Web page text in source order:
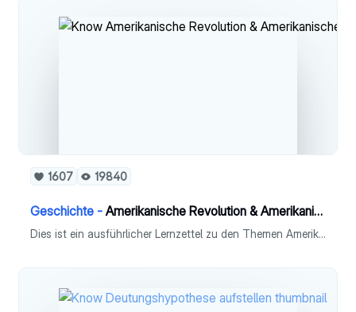
1607 19840
Geschichte -Amerikanische Revolution & Amerikanischer Bürgerkrieg
Dies ist ein ausführlicher Lernzettel zu den Themen Amerikanische Revolution und Amerikanischer Bürgerkrieg für das Fach Geschichte (Leistungskurs).